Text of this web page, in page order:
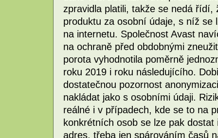
zpravidla platili, takže se nedá řídí,
produktu za osobní údaje, s níž se
na internetu. Společnost Avast
na ochraně před obdobnými
porota vyhodnotila poměrně
roku 2019 i roku následujícího.
dostatečnou pozornost
nakládat jako s osobními údaji.
reálné i v případech, kde se to na
konkrétních osob se lze pak
adres, třeba jen spárováním časů